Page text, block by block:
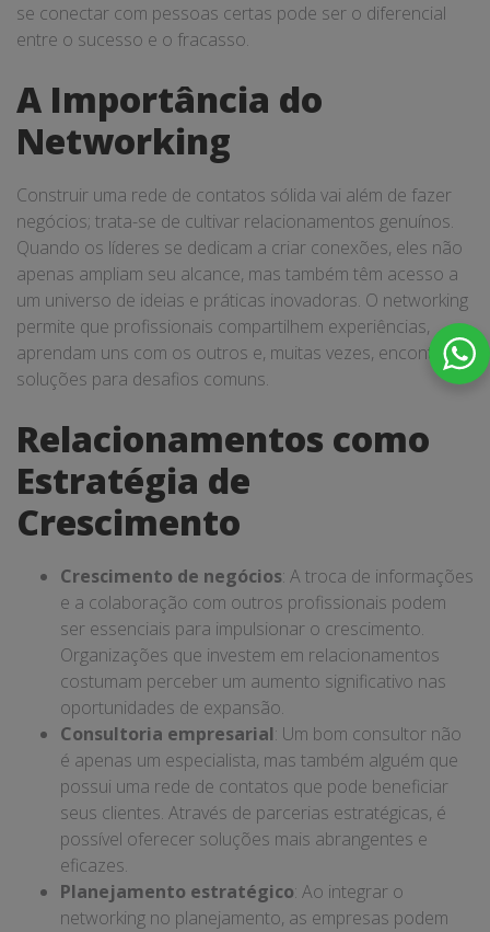
se conectar com pessoas certas pode ser o diferencial
entre o sucesso e o fracasso.
A Importância do
Networking
Construir uma rede de contatos sólida vai além de fazer
negócios; trata-se de cultivar relacionamentos genuínos.
Quando os líderes se dedicam a criar conexões, eles não
apenas ampliam seu alcance, mas também têm acesso a
um universo de ideias e práticas inovadoras. O networking
permite que profissionais compartilhem experiências,
aprendam uns com os outros e, muitas vezes, encontrem
soluções para desafios comuns.
Relacionamentos como
Estratégia de
Crescimento
Crescimento de negócios: A troca de informações
e a colaboração com outros profissionais podem
ser essenciais para impulsionar o crescimento.
Organizações que investem em relacionamentos
costumam perceber um aumento significativo nas
oportunidades de expansão.
Consultoria empresarial: Um bom consultor não
é apenas um especialista, mas também alguém que
possui uma rede de contatos que pode beneficiar
seus clientes. Através de parcerias estratégicas, é
possível oferecer soluções mais abrangentes e
eficazes.
Planejamento estratégico: Ao integrar o
networking no planejamento, as empresas podem